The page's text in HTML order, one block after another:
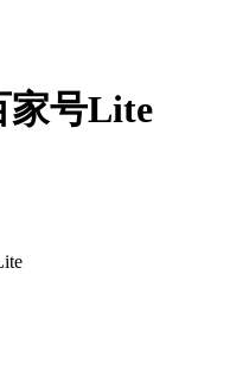
家号Lite